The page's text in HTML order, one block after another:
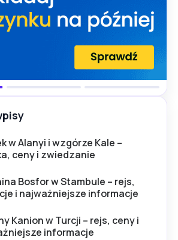
w Alanyi i wzgórze Kale –
ceny i zwiedzanie
Bosfor w Stambule – rejs,
i najważniejsze informacje
Kanion w Turcji – rejs, ceny i
informacje